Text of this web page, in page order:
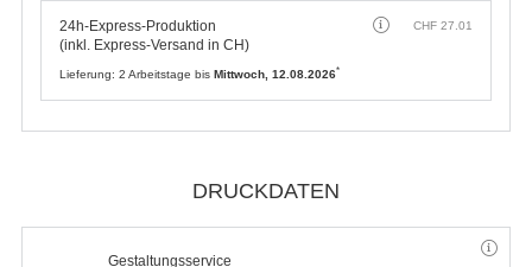
24h-Express-Produktion
(inkl. Express-Versand in CH)
CHF 27.01
Lieferung: 2 Arbeitstage bis Mittwoch, 12.08.2026*
DRUCKDATEN
Gestaltungsservice